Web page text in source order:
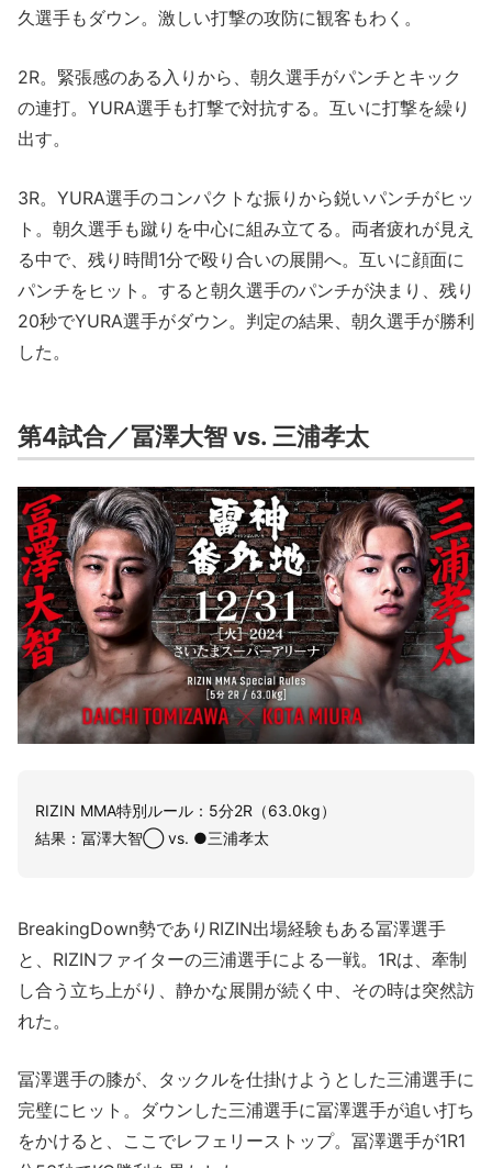
久選手もダウン。激しい打撃の攻防に観客もわく。
2R。緊張感のある入りから、朝久選手がパンチとキック
の連打。YURA選手も打撃で対抗する。互いに打撃を繰り
出す。
3R。YURA選手のコンパクトな振りから鋭いパンチがヒッ
ト。朝久選手も蹴りを中心に組み立てる。両者疲れが見え
る中で、残り時間1分で殴り合いの展開へ。互いに顔面に
パンチをヒット。すると朝久選手のパンチが決まり、残り
20秒でYURA選手がダウン。判定の結果、朝久選手が勝利
した。
第4試合／冨澤大智 vs. 三浦孝太
RIZIN MMA特別ルール：5分2R（63.0kg）
結果：冨澤大智◯ vs. ●三浦孝太
BreakingDown勢でありRIZIN出場経験もある冨澤選手
と、RIZINファイターの三浦選手による一戦。1Rは、牽制
し合う立ち上がり、静かな展開が続く中、その時は突然訪
れた。
冨澤選手の膝が、タックルを仕掛けようとした三浦選手に
完璧にヒット。ダウンした三浦選手に冨澤選手が追い打ち
をかけると、ここでレフェリーストップ。冨澤選手が1R1